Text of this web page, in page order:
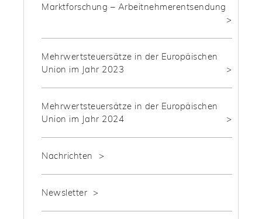
Marktforschung – Arbeitnehmerentsendung
Mehrwertsteuersätze in der Europäischen
Union im Jahr 2023
Mehrwertsteuersätze in der Europäischen
Union im Jahr 2024
Nachrichten
Newsletter